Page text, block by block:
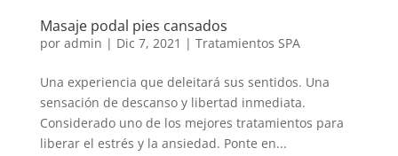
Masaje podal pies cansados
por admin | Dic 7, 2021 | Tratamientos SPA
Una experiencia que deleitará sus sentidos. Una
sensación de descanso y libertad inmediata.
Considerado uno de los mejores tratamientos para
liberar el estrés y la ansiedad. Ponte en...